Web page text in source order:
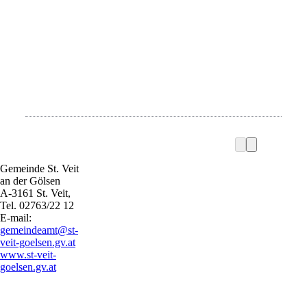
Gemeinde St. Veit
an der Gölsen
A-3161 St. Veit,
Tel. 02763/22 12
E-mail:
gemeindeamt@st-
veit-goelsen.gv.at
www.st-veit-
goelsen.gv.at